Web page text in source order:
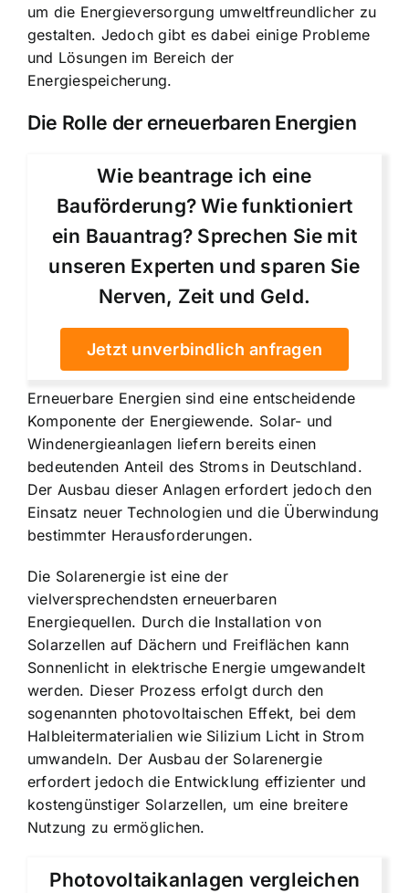
um die Energieversorgung umweltfreundlicher zu
gestalten. Jedoch gibt es dabei einige Probleme
und Lösungen im Bereich der
Energiespeicherung.
Die Rolle der erneuerbaren Energien
Wie beantrage ich eine
Bauförderung? Wie funktioniert
ein Bauantrag? Sprechen Sie mit
unseren Experten und sparen Sie
Nerven, Zeit und Geld.
Jetzt unverbindlich anfragen
Erneuerbare Energien sind eine entscheidende
Komponente der Energiewende. Solar- und
Windenergieanlagen liefern bereits einen
bedeutenden Anteil des Stroms in Deutschland.
Der Ausbau dieser Anlagen erfordert jedoch den
Einsatz neuer Technologien und die Überwindung
bestimmter Herausforderungen.
Die Solarenergie ist eine der
vielversprechendsten erneuerbaren
Energiequellen. Durch die Installation von
Solarzellen auf Dächern und Freiflächen kann
Sonnenlicht in elektrische Energie umgewandelt
werden. Dieser Prozess erfolgt durch den
sogenannten photovoltaischen Effekt, bei dem
Halbleitermaterialien wie Silizium Licht in Strom
umwandeln. Der Ausbau der Solarenergie
erfordert jedoch die Entwicklung effizienter und
kostengünstiger Solarzellen, um eine breitere
Nutzung zu ermöglichen.
Photovoltaikanlagen vergleichen